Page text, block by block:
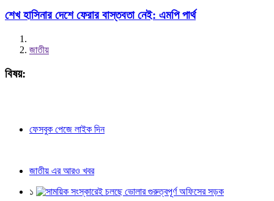
শেখ হাসিনার দেশে ফেরার বাস্তবতা নেই: এমপি পার্থ
জাতীয়
বিষয়:
ফেসবুক পেজে লাইক দিন
জাতীয় এর আরও খবর
১